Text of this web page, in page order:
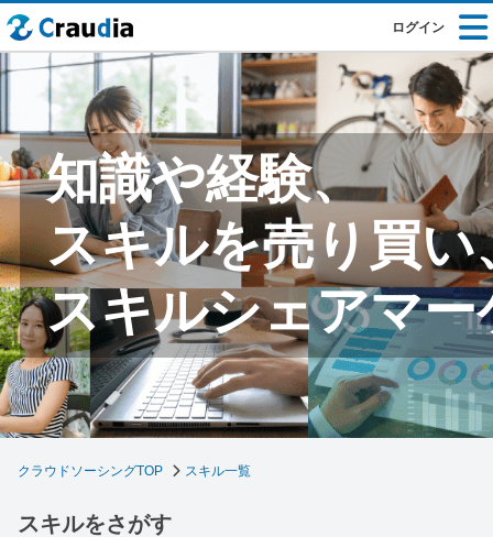
ログイン
知識や経験、
スキルを売り買い
スキルシェアマー
クラウドソーシングTOP スキル一覧
スキルをさがす